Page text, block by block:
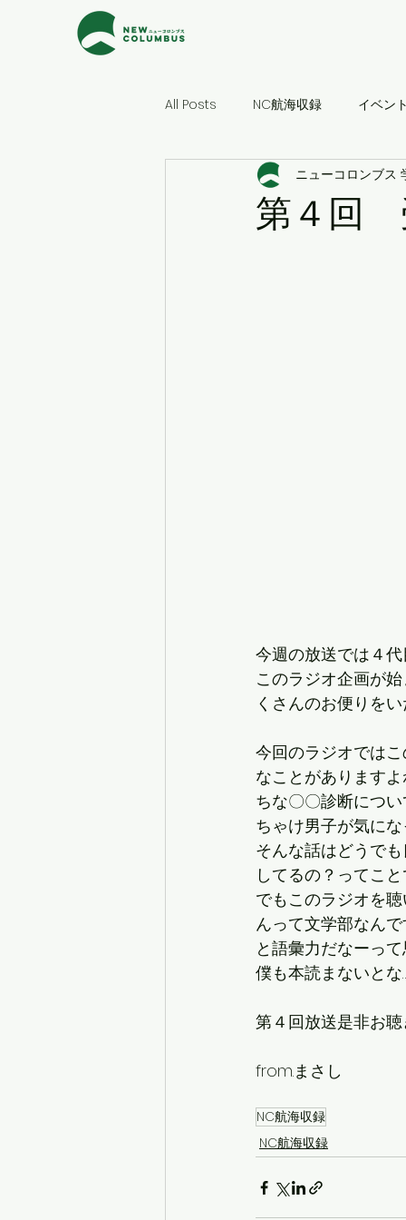
All Posts NC航海収録 イベン
第４回
ニューコロンブス
今週の放送では４
このラジオ企画が
くさんのお便りを
今回のラジオでは
なことがあります
ちな〇〇診断につ
ちゃけ男子が気に
そんな話はどうで
してるの？ってこ
でもこのラジオを
んって文学部なん
と語彙力だなーっ
僕も本読まないとな
第４回放送是非お
from.まさし
NC航海収録
NC航海収録